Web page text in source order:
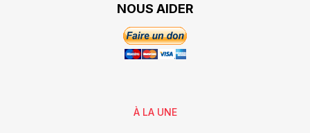
NOUS AIDER
À LA UNE